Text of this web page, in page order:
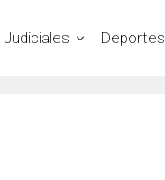
Judiciales Deportes